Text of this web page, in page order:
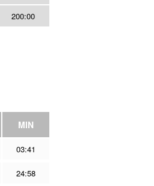
200:00
MIN
03:41
24:58